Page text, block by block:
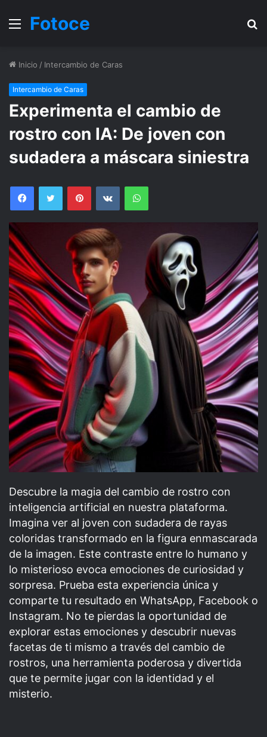
Menu
Fotoce
Inicio / Intercambio de Caras
Intercambio de Caras
Experimenta el cambio de
rostro con IA: De joven con
sudadera a máscara siniestra
FacebookTwitter PinterestVKontakteWhatsApp
Descubre la magia del cambio de rostro con
inteligencia artificial en nuestra plataforma.
Imagina ver al joven con sudadera de rayas
coloridas transformado en la figura enmascarada
de la imagen. Este contraste entre lo humano y
lo misterioso evoca emociones de curiosidad y
sorpresa. Prueba esta experiencia única y
comparte tu resultado en WhatsApp, Facebook o
Instagram. No te pierdas la oportunidad de
explorar estas emociones y descubrir nuevas
facetas de ti mismo a través del cambio de
rostros, una herramienta poderosa y divertida
que te permite jugar con la identidad y el
misterio.